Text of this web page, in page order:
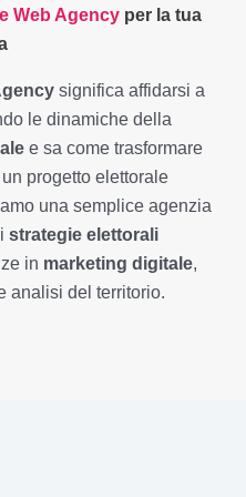
Web Agency per la tua
significa affidarsi a
le dinamiche della
e sa come trasformare
progetto elettorale
una semplice agenzia
strategie elettorali
in marketing digitale,
analisi del territorio.